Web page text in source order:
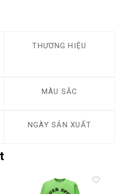
THƯƠNG HIỆU
MÀU SẮC
NGÀY SẢN XUẤT